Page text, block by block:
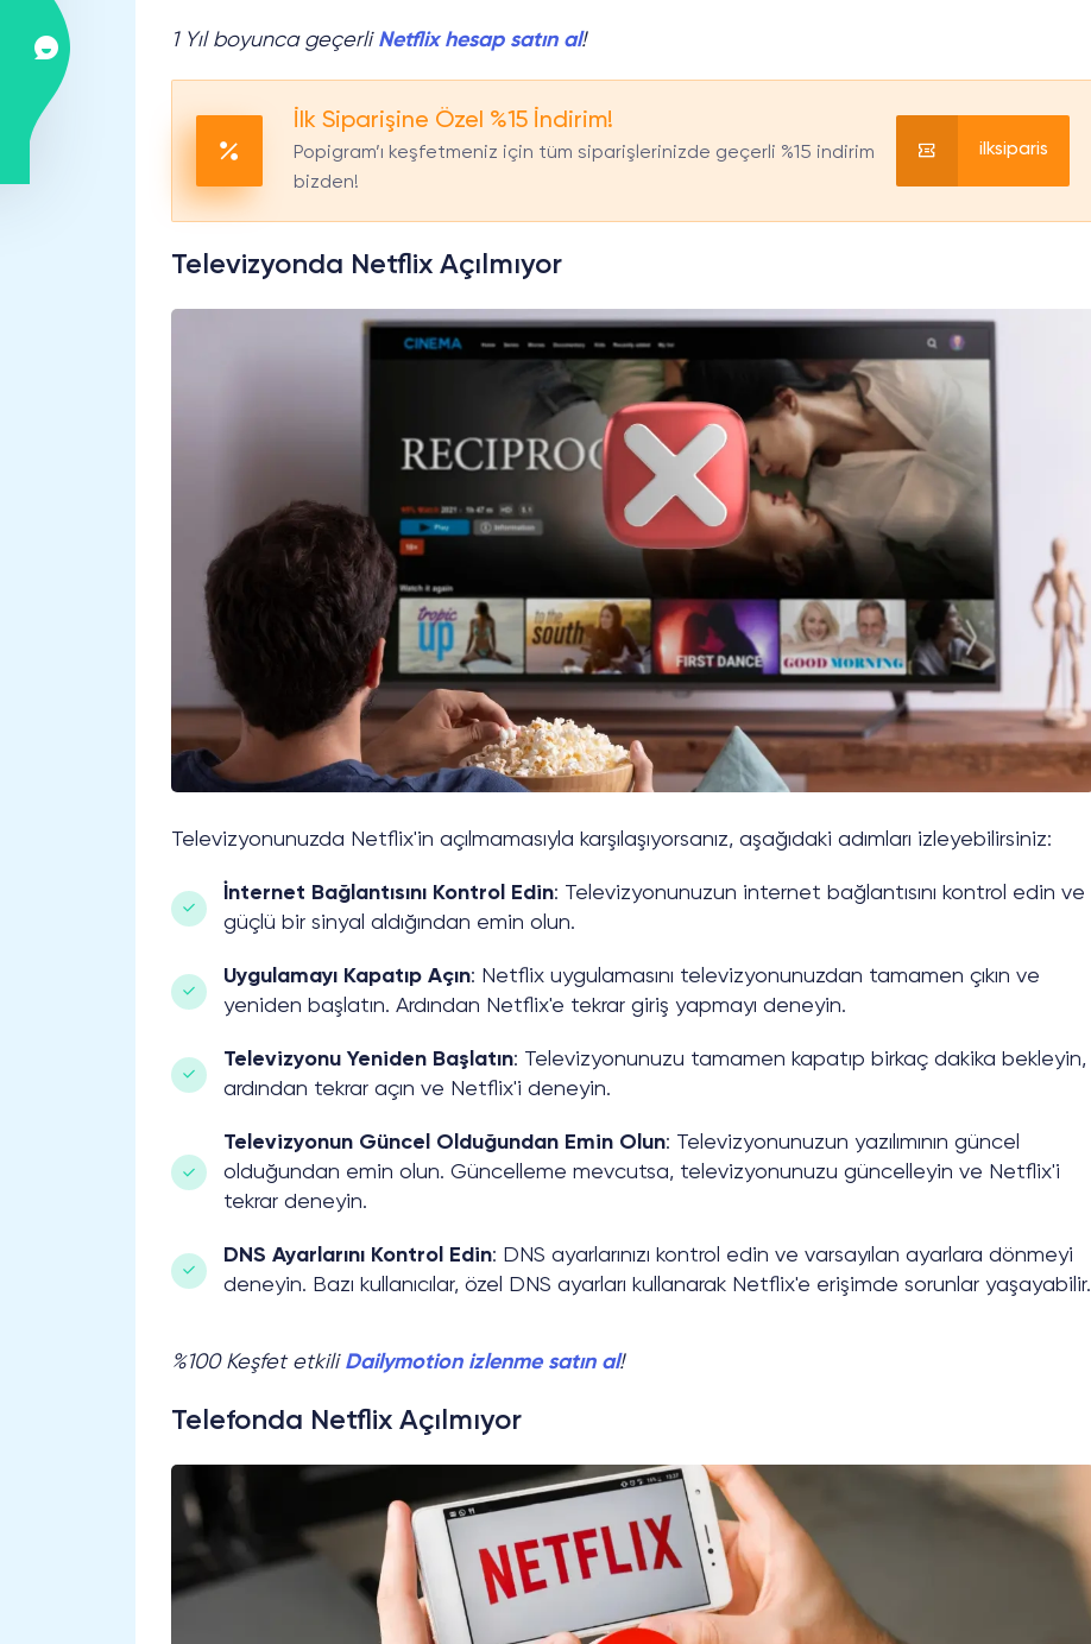
1 Yıl boyunca geçerli Netflix hesap satın al!
İlk Siparişine Özel %15 İndirim!
Popigram’ı keşfetmeniz için tüm siparişlerinizde geçerli %15 indirim
bizden!
ilksiparis
Televizyonda Netflix Açılmıyor
Televizyonunuzda Netflix'in açılmamasıyla karşılaşıyorsanız, aşağıdaki adımları izleyebilirsiniz:
İnternet Bağlantısını Kontrol Edin: Televizyonunuzun internet bağlantısını kontrol edin ve
güçlü bir sinyal aldığından emin olun.
Uygulamayı Kapatıp Açın: Netflix uygulamasını televizyonunuzdan tamamen çıkın ve
yeniden başlatın. Ardından Netflix'e tekrar giriş yapmayı deneyin.
Televizyonu Yeniden Başlatın: Televizyonunuzu tamamen kapatıp birkaç dakika bekleyin,
ardından tekrar açın ve Netflix'i deneyin.
Televizyonun Güncel Olduğundan Emin Olun: Televizyonunuzun yazılımının güncel
olduğundan emin olun. Güncelleme mevcutsa, televizyonunuzu güncelleyin ve Netflix'i
tekrar deneyin.
DNS Ayarlarını Kontrol Edin: DNS ayarlarınızı kontrol edin ve varsayılan ayarlara dönmeyi
deneyin. Bazı kullanıcılar, özel DNS ayarları kullanarak Netflix'e erişimde sorunlar yaşayabilir.
%100 Keşfet etkili Dailymotion izlenme satın al!
Telefonda Netflix Açılmıyor